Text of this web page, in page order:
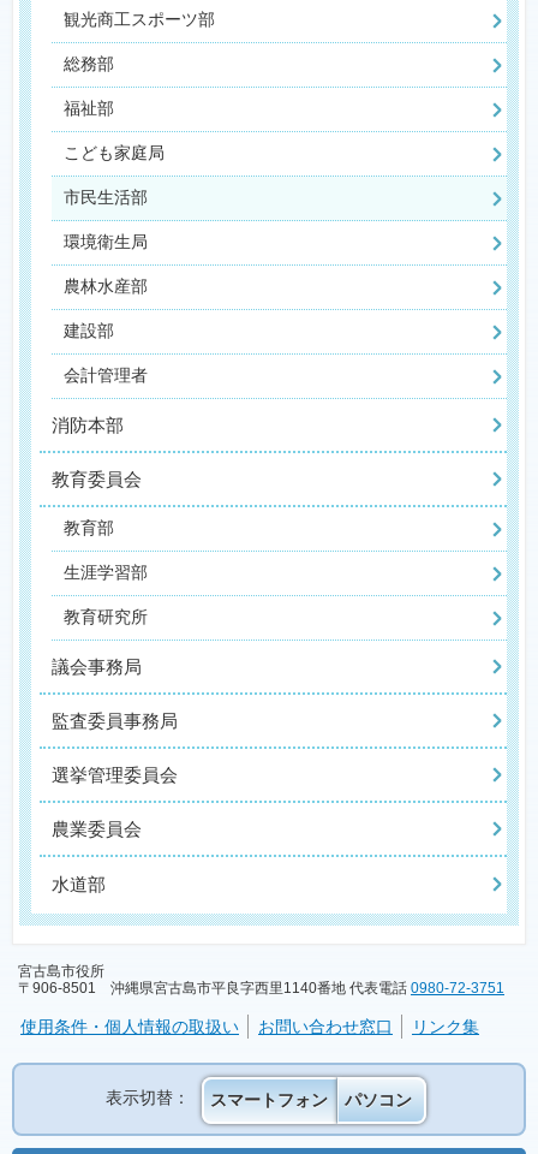
観光商工スポーツ部
総務部
福祉部
こども家庭局
市民生活部
環境衛生局
農林水産部
建設部
会計管理者
消防本部
教育委員会
教育部
生涯学習部
教育研究所
議会事務局
監査委員事務局
選挙管理委員会
農業委員会
水道部
宮古島市役所
〒906-8501 沖縄県宮古島市平良字西里1140番地 代表電話 0980-72-3751
使用条件・個人情報の取扱い お問い合わせ窓口 リンク集
表示切替： スマートフォン パソコン